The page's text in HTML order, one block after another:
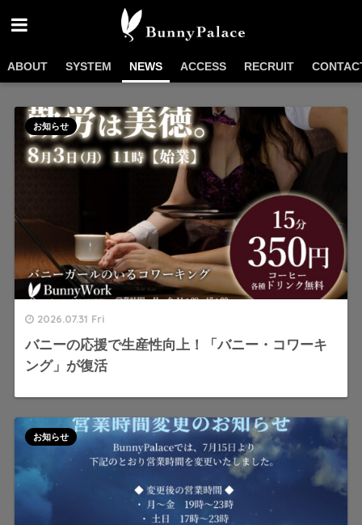
ABOUT SYSTEM NEWS ACCESS RECRUIT
2026.07.31 Fri
バニーの応援で生産性向上！「バニー・コワーキ
ング」が復活
お知らせ
お知らせ